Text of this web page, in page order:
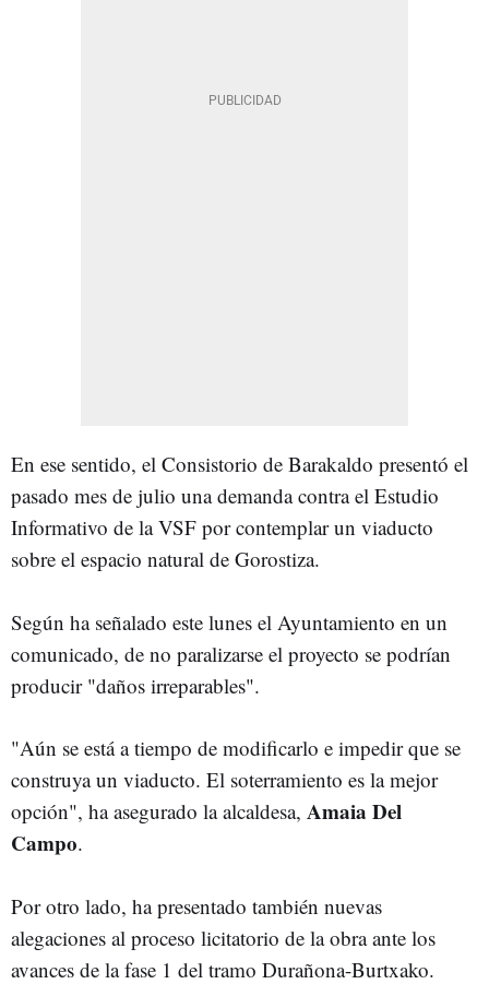
En ese sentido, el Consistorio de Barakaldo presentó el
pasado mes de julio una demanda contra el Estudio
Informativo de la VSF por contemplar un viaducto
sobre el espacio natural de Gorostiza.
Según ha señalado este lunes el Ayuntamiento en un
comunicado, de no paralizarse el proyecto se podrían
producir "daños irreparables".
"Aún se está a tiempo de modificarlo e impedir que se
construya un viaducto. El soterramiento es la mejor
opción", ha asegurado la alcaldesa, Amaia Del
Campo.
Por otro lado, ha presentado también nuevas
alegaciones al proceso licitatorio de la obra ante los
avances de la fase 1 del tramo Durañona-Burtxako.